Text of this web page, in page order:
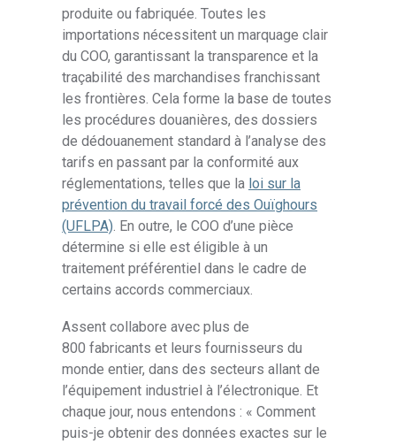
produite ou fabriquée. Toutes les
importations nécessitent un marquage clair
du COO, garantissant la transparence et la
traçabilité des marchandises franchissant
les frontières. Cela forme la base de toutes
les procédures douanières, des dossiers
de dédouanement standard à l’analyse des
tarifs en passant par la conformité aux
réglementations, telles que la loi sur la
prévention du travail forcé des Ouïghours
(UFLPA) . En outre, le COO d’une pièce
détermine si elle est éligible à un
traitement préférentiel dans le cadre de
certains accords commerciaux.
Assent collabore avec plus de
800 fabricants et leurs fournisseurs du
monde entier, dans des secteurs allant de
l’équipement industriel à l’électronique. Et
chaque jour, nous entendons : « Comment
puis-je obtenir des données exactes sur le